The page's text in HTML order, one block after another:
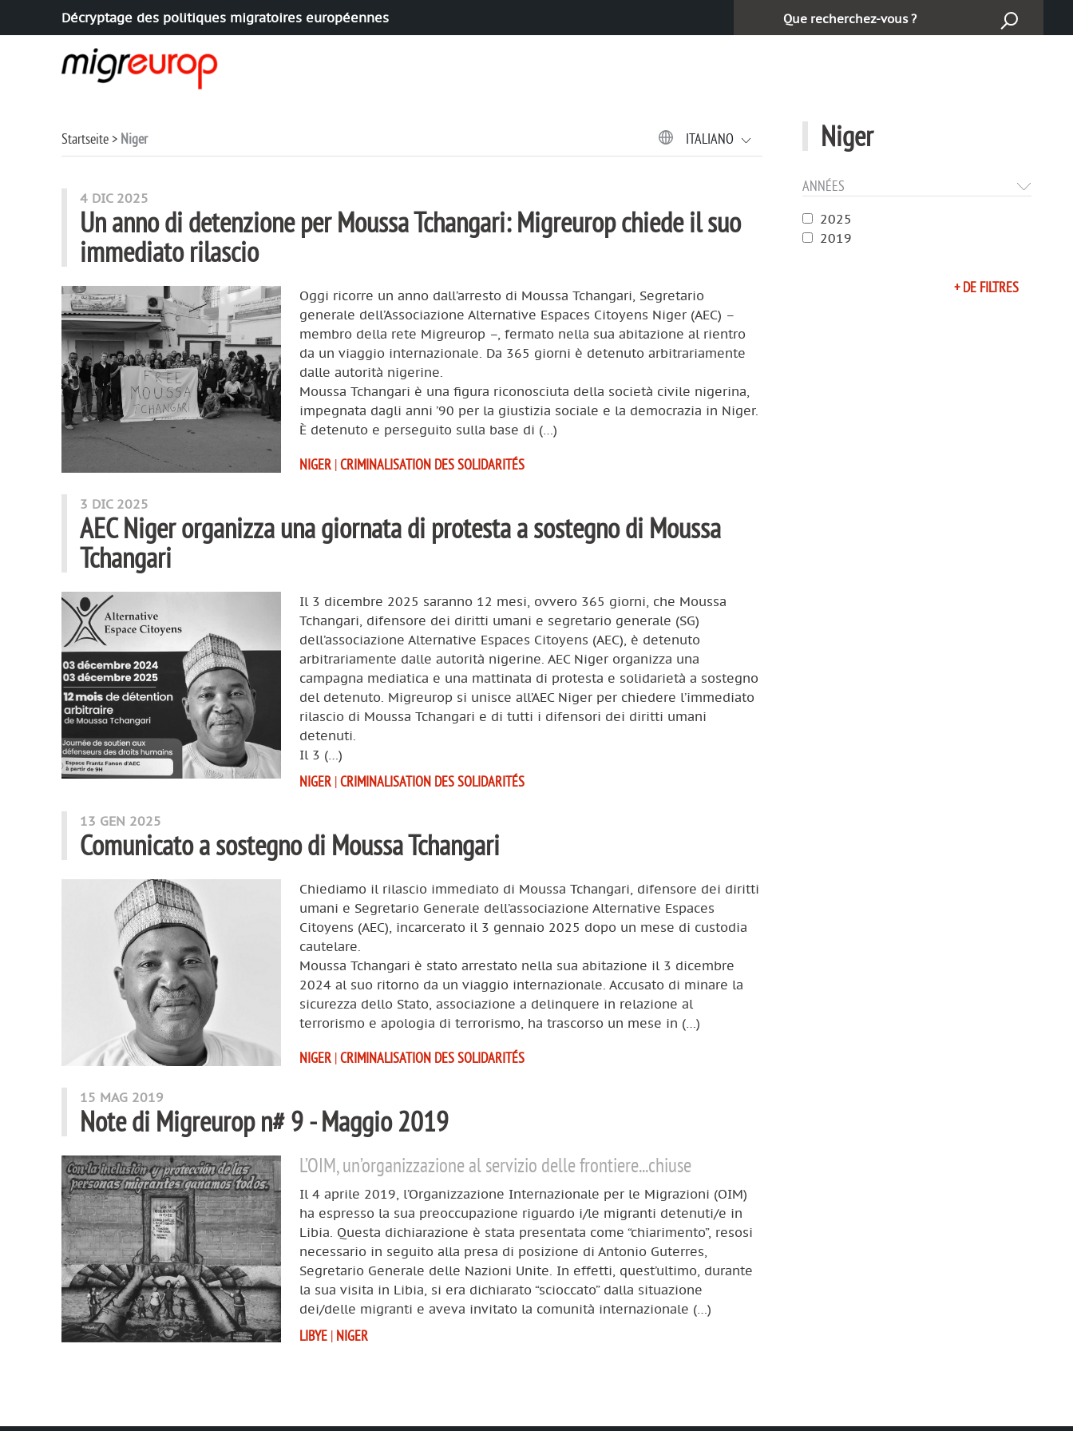
Aller à la navigation
Aller au contenu
Décryptage des politiques migratoires européennes Suchen:
Niger
ANNÉES
2025
2019
+ DE FILTRES
Startseite Niger ITALIANO
articles mots
4 DIC 2025
Un anno di detenzione per Moussa Tchangari: Migreurop chiede il suo
immediato rilascio
Oggi ricorre un anno dall’arresto di Moussa Tchangari, Segretario
generale dell’Associazione Alternative Espaces Citoyens Niger (AEC) –
membro della rete Migreurop –, fermato nella sua abitazione al rientro
da un viaggio internazionale. Da 365 giorni è detenuto arbitrariamente
dalle autorità nigerine.
Moussa Tchangari è una figura riconosciuta della società civile nigerina,
impegnata dagli anni ’90 per la giustizia sociale e la democrazia in Niger.
È detenuto e perseguito sulla base di (…)
NIGER |CRIMINALISATION DES SOLIDARITÉS
3 DIC 2025
AEC Niger organizza una giornata di protesta a sostegno di Moussa
Tchangari
Il 3 dicembre 2025 saranno 12 mesi, ovvero 365 giorni, che Moussa
Tchangari, difensore dei diritti umani e segretario generale (SG)
dell’associazione Alternative Espaces Citoyens (AEC), è detenuto
arbitrariamente dalle autorità nigerine. AEC Niger organizza una
campagna mediatica e una mattinata di protesta e solidarietà a sostegno
del detenuto. Migreurop si unisce all’AEC Niger per chiedere l’immediato
rilascio di Moussa Tchangari e di tutti i difensori dei diritti umani
detenuti.
Il 3 (…)
NIGER |CRIMINALISATION DES SOLIDARITÉS
13 GEN 2025
Comunicato a sostegno di Moussa Tchangari
Chiediamo il rilascio immediato di Moussa Tchangari, difensore dei diritti
umani e Segretario Generale dell’associazione Alternative Espaces
Citoyens (AEC), incarcerato il 3 gennaio 2025 dopo un mese di custodia
cautelare.
Moussa Tchangari è stato arrestato nella sua abitazione il 3 dicembre
2024 al suo ritorno da un viaggio internazionale. Accusato di minare la
sicurezza dello Stato, associazione a delinquere in relazione al
terrorismo e apologia di terrorismo, ha trascorso un mese in (…)
NIGER |CRIMINALISATION DES SOLIDARITÉS
15 MAG 2019
Note di Migreurop n# 9 - Maggio 2019
L’OIM, un’organizzazione al servizio delle frontiere...chiuse
Il 4 aprile 2019, l’Organizzazione Internazionale per le Migrazioni (OIM)
ha espresso la sua preoccupazione riguardo i/le migranti detenuti/e in
Libia. Questa dichiarazione è stata presentata come “chiarimento”, resosi
necessario in seguito alla presa di posizione di Antonio Guterres,
Segretario Generale delle Nazioni Unite. In effetti, quest’ultimo, durante
la sua visita in Libia, si era dichiarato “scioccato” dalla situazione
dei/delle migranti e aveva invitato la comunità internazionale (…)
LIBYE | NIGER